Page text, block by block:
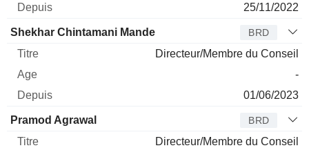
25/11/2022
Shekhar Chintamani Mande BRD
Directeur/Membre du Conseil
-
01/06/2023
Pramod Agrawal BRD
Directeur/Membre du Conseil